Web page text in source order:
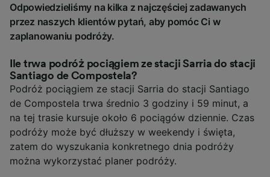
Odpowiedzieliśmy na kilka z najczęściej zadawanych
przez naszych klientów pytań, aby pomóc Ci w
zaplanowaniu podróży.
Ile trwa podróż pociągiem ze stacji Sarria do stacji
Santiago de Compostela?
Podróż pociągiem ze stacji Sarria do stacji Santiago
de Compostela trwa średnio 3 godziny i 59 minut, a
na tej trasie kursuje około 6 pociągów dziennie. Czas
podróży może być dłuższy w weekendy i święta,
zatem do wyszukania konkretnego dnia podróży
można wykorzystać planer podróży.